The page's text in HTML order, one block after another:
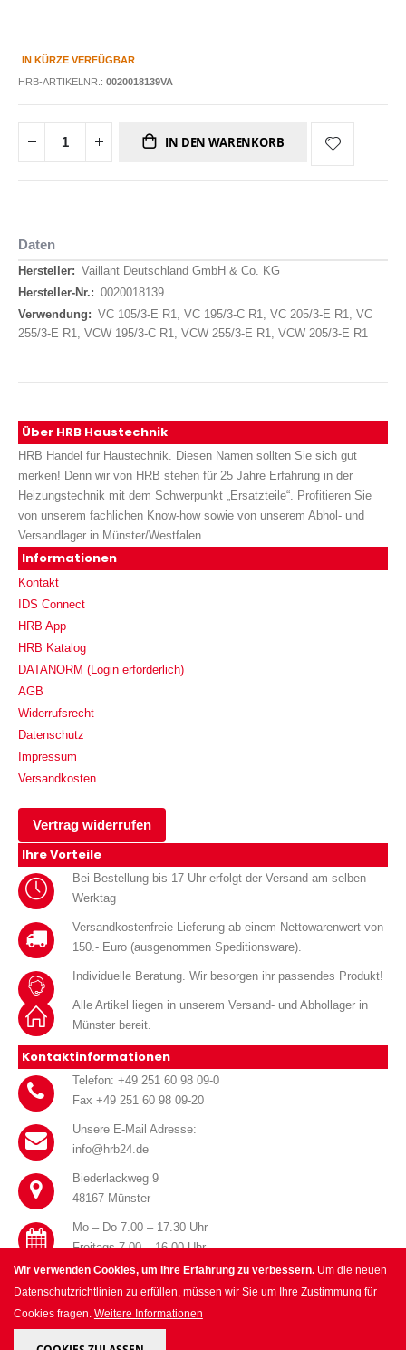
Wir verwenden Cookies, um Ihre Erfahrung zu verbessern. Um die neuen
Datenschutzrichtlinien zu erfüllen, müssen wir Sie um Ihre Zustimmung für
Cookies fragen. Weitere Informationen
IN KÜRZE VERFÜGBAR
HRB-ARTIKELNR.: 0020018139VA
IN DEN WARENKORB
Daten
Daten
Vaillant Deutschland GmbH & Co. KG
0020018139
VC 105/3-E R1, VC 195/3-C R1, VC 205/3-E R1, VC
255/3-E R1, VCW 195/3-C R1, VCW 255/3-E R1, VCW 205/3-E R1
Über HRB Haustechnik
HRB Handel für Haustechnik. Diesen Namen sollten Sie sich gut
merken! Denn wir von HRB stehen für 25 Jahre Erfahrung in der
Heizungstechnik mit dem Schwerpunkt „Ersatzteile“. Profitieren Sie
von unserem fachlichen Know-how sowie von unserem Abhol- und
Versandlager in Münster/Westfalen.
Informationen
Kontakt
IDS Connect
HRB App
HRB Katalog
DATANORM (Login erforderlich)
AGB
Widerrufsrecht
Datenschutz
Impressum
Versandkosten
Vertrag widerrufen
Ihre Vorteile
Bei Bestellung bis 17 Uhr erfolgt der Versand am selben
Werktag
Versandkostenfreie Lieferung ab einem Nettowarenwert von
150.- Euro (ausgenommen Speditionsware).
Individuelle Beratung. Wir besorgen ihr passendes Produkt!
Alle Artikel liegen in unserem Versand- und Abhollager in
Münster bereit.
Kontaktinformationen
Telefon: +49 251 60 98 09-0
Fax +49 251 60 98 09-20
Unsere E-Mail Adresse:
info@hrb24.de
Biederlackweg 9
48167 Münster
Mo – Do 7.00 – 17.30 Uhr
Freitags 7.00 – 16.00 Uhr